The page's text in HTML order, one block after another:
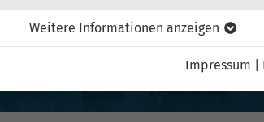
Weitere Informationen anzeigen
Impressum
Zukunft gestalten.